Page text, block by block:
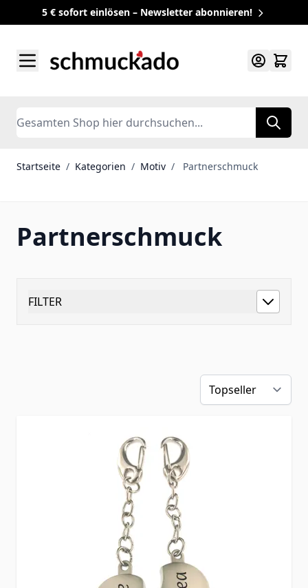
5 € sofort einlösen – Newsletter abonnieren!
Search
Startseite / Kategorien / Motiv / Partnerschmuck
Partnerschmuck
FILTER